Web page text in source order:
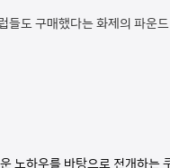
도 구매했다는 화제의 파운
노하우를 바탕으로 전개하